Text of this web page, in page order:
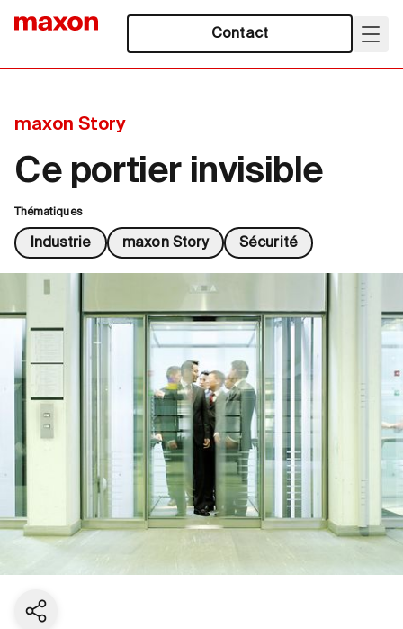
Contact
maxon Story
Ce portier invisible
Thématiques
Industrie maxon Story Sécurité
Share current page